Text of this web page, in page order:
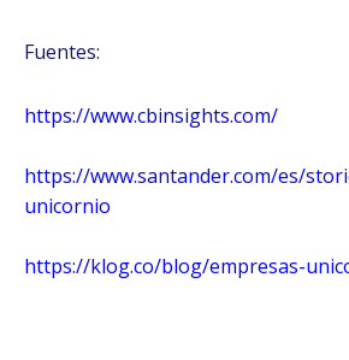
Fuentes:
https://www.cbinsights.com/
https://www.santander.com/es/
unicornio
https://klog.co/blog/empresas-